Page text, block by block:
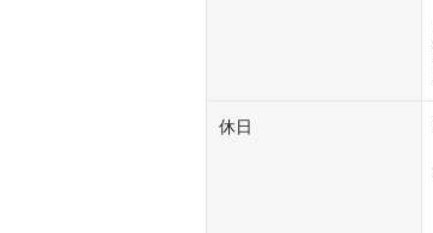
休日